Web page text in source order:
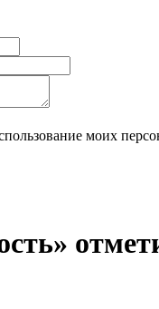
моих